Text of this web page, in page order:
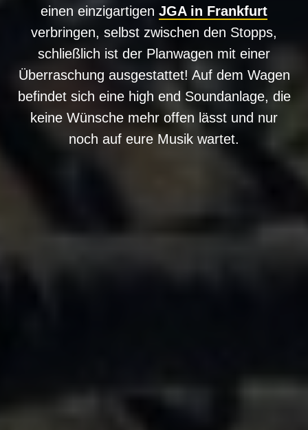
einen einzigartigen JGA in Frankfurt
verbringen, selbst zwischen den Stopps,
schließlich ist der Planwagen mit einer
Überraschung ausgestattet! Auf dem Wagen
befindet sich eine high end Soundanlage, die
keine Wünsche mehr offen lässt und nur
noch auf eure Musik wartet.